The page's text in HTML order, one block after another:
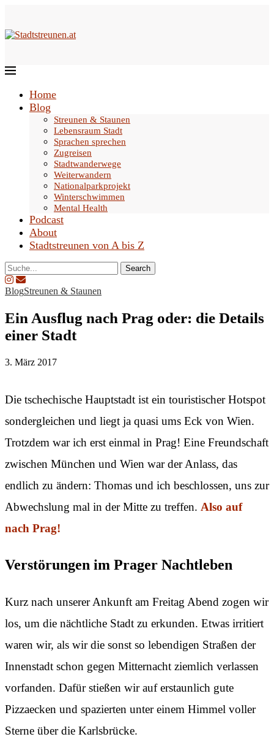
Home
Blog
Streunen & Staunen
Lebensraum Stadt
Sprachen sprechen
Zugreisen
Stadtwanderwege
Weiterwandern
Nationalparkprojekt
Winterschwimmen
Mental Health
Podcast
About
Stadtstreunen von A bis Z
Search
BlogStreunen & Staunen
Ein Ausflug nach Prag oder: die Details
einer Stadt
3. März 2017
Die tschechische Hauptstadt ist ein touristischer Hotspot
sondergleichen und liegt ja quasi ums Eck von Wien.
Trotzdem war ich erst einmal in Prag! Eine Freundschaft
zwischen München und Wien war der Anlass, das
endlich zu ändern: Thomas und ich beschlossen, uns zur
Abwechslung mal in der Mitte zu treffen. Also auf
nach Prag!
Verstörungen im Prager Nachtleben
Kurz nach unserer Ankunft am Freitag Abend zogen wir
los, um die nächtliche Stadt zu erkunden. Etwas irritiert
waren wir, als wir die sonst so lebendigen Straßen der
Innenstadt schon gegen Mitternacht ziemlich verlassen
vorfanden. Dafür stießen wir auf erstaunlich gute
Pizzaecken und spazierten unter einem Himmel voller
Sterne über die Karlsbrücke.